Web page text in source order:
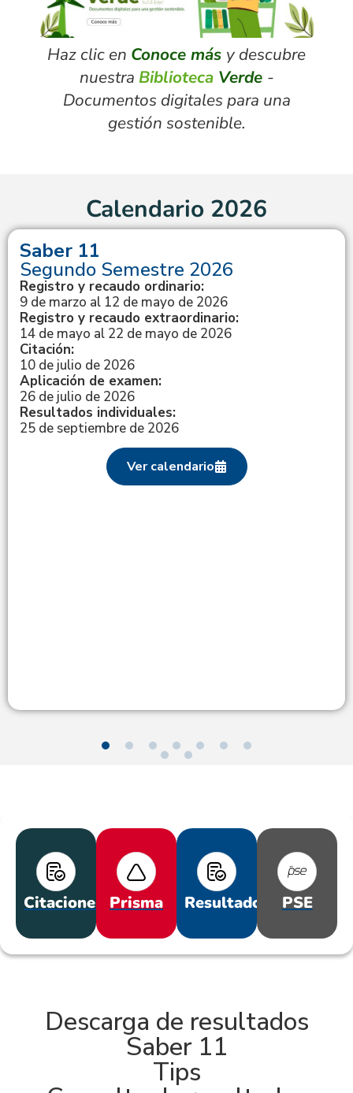
Haz clic en Conoce más y descubre
nuestra Biblioteca Verde -
Documentos digitales para una
gestión sostenible.
Calendario 2026
Saber 11
Segundo Semestre 2026
Registro y recaudo ordinario:
9 de marzo al 12 de mayo de 2026
Registro y recaudo extraordinario:
14 de mayo al 22 de mayo de 2026
Citación:
10 de julio de 2026
Aplicación de examen:
26 de julio de 2026
Resultados individuales:
25 de septiembre de 2026
Ver calendario
Citaciones Prisma Resultados PSE
Descarga de resultados
Saber 11
Tips